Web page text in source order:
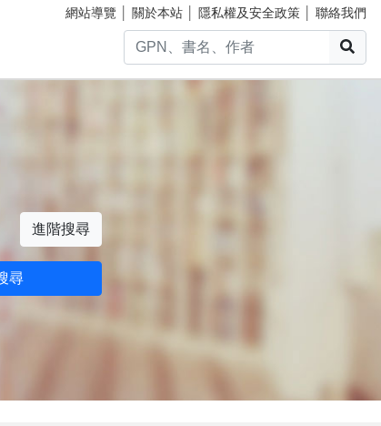
網站導覽 關於本站 隱私權及安全政策 聯絡我們
進階搜尋
尋